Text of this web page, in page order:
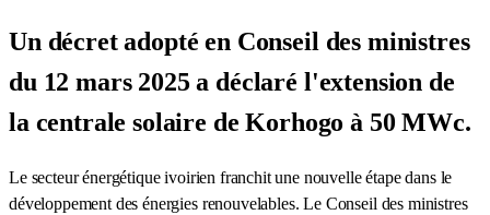
Un décret adopté en Conseil des ministres
du 12 mars 2025 a déclaré l'extension de
la centrale solaire de Korhogo à 50 MWc.
Le secteur énergétique ivoirien franchit une nouvelle étape dans le
développement des énergies renouvelables. Le Conseil des ministres